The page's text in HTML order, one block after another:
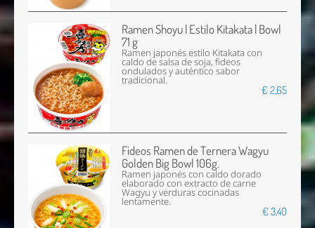
Ramen Shoyu | Estilo Kitakata | Bowl
71 g
Ramen japonés estilo Kitakata con
caldo de salsa de soja, fideos
ondulados y auténtico sabor
tradicional.
€ 2,65
Fideos Ramen de Ternera Wagyu
Golden Big Bowl 106g.
Ramen japonés con caldo dorado
elaborado con extracto de carne
Wagyu y verduras cocinadas
lentamente.
€ 3,40